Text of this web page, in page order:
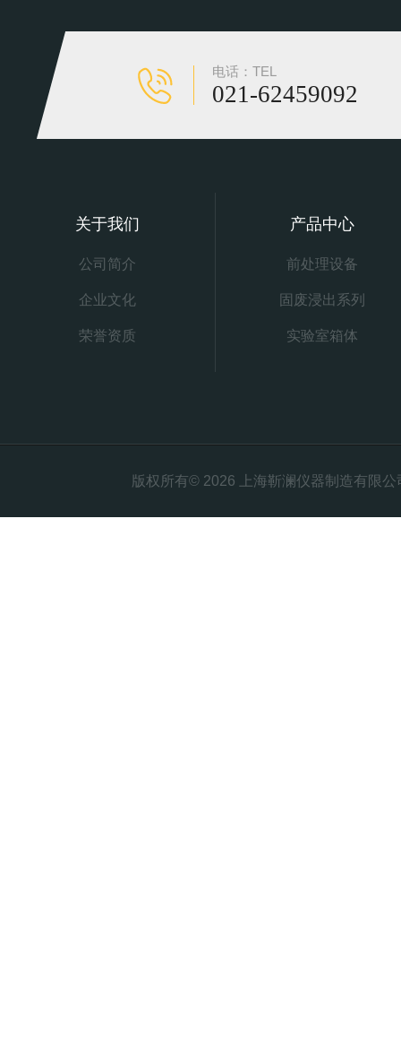
电话：TEL
021-62459092
关于我们
公司简介
企业文化
荣誉资质
产品中心
前处理设备
固废浸出系列
实验室箱体
版权所有© 2026 上海靳澜仪器制造有限